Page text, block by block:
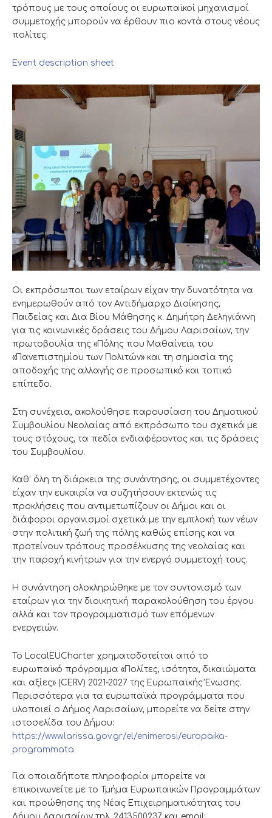
τρόπους με τους οποίους οι ευρωπαϊκοί μηχανισμοί
συμμετοχής μπορούν να έρθουν πιο κοντά στους νέους
πολίτες.
Event description sheet
Οι εκπρόσωποι των εταίρων είχαν την δυνατότητα να
ενημερωθούν από τον Αντιδήμαρχο Διοίκησης,
Παιδείας και Δια Βίου Μάθησης κ. Δημήτρη Δεληγιάννη
για τις κοινωνικές δράσεις του Δήμου Λαρισαίων, την
πρωτοβουλία της «Πόλης που Μαθαίνει», του
«Πανεπιστημίου των Πολιτών» και τη σημασία της
αποδοχής της αλλαγής σε προσωπικό και τοπικό
επίπεδο.
Στη συνέχεια, ακολούθησε παρουσίαση του Δημοτικού
Συμβουλίου Νεολαίας από εκπρόσωπο του σχετικά με
τους στόχους, τα πεδία ενδιαφέροντος και τις δράσεις
του Συμβουλίου.
Καθ’ όλη τη διάρκεια της συνάντησης, οι συμμετέχοντες
είχαν την ευκαιρία να συζητήσουν εκτενώς τις
προκλήσεις που αντιμετωπίζουν οι Δήμοι και οι
διάφοροι οργανισμοί σχετικά με την εμπλοκή των νέων
στην πολιτική ζωή της πόλης καθώς επίσης και να
προτείνουν τρόπους προσέλκυσης της νεολαίας και
την παροχή κινήτρων για την ενεργό συμμετοχή τους.
Η συνάντηση ολοκληρώθηκε με τον συντονισμό των
εταίρων για την διοικητική παρακολούθηση του έργου
αλλά και τον προγραμματισμό των επόμενων
ενεργειών.
Το LocalEUCharter χρηματοδοτείται από το
ευρωπαϊκό πρόγραμμα «Πολίτες, ισότητα, δικαιώματα
και αξίες» (CERV) 2021-2027 της Ευρωπαϊκής Ένωσης.
Περισσότερα για τα ευρωπαϊκά προγράμματα που
υλοποιεί ο Δήμος Λαρισαίων, μπορείτε να δείτε στην
ιστοσελίδα του Δήμου:
https://www.larissa.gov.gr/el/enimerosi/europaika-
programmata
Για οποιαδήποτε πληροφορία μπορείτε να
επικοινωνείτε με το Τμήμα Ευρωπαϊκών Προγραμμάτων
και προώθησης της Νέας Επιχειρηματικότητας του